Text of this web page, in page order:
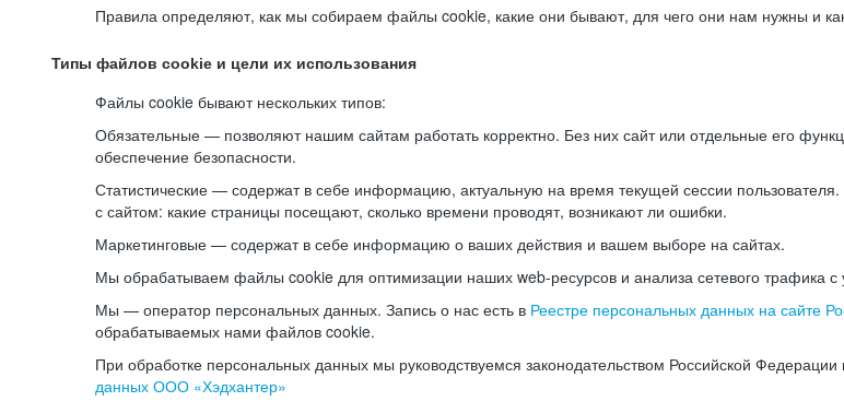
Правила определяют, как мы собираем файлы cookie, какие они бывают, для чего они нам нужны и как
Типы файлов cookie и цели их использования
Файлы cookie бывают нескольких типов:
Обязательные — позволяют нашим сайтам работать корректно. Без них сайт или отдельные его
обеспечение безопасности.
Статистические — содержат в себе информацию, актуальную на время текущей сессии
с сайтом: какие страницы посещают, сколько времени проводят, возникают ли ошибки.
Маркетинговые — содержат в себе информацию о ваших действия и вашем выборе на сайтах.
Мы обрабатываем файлы cookie для оптимизации наших web-ресурсов и анализа сетевого трафика
Мы — оператор персональных данных. Запись о нас есть в Реестре персональных данных на сайте
обрабатываемых нами файлов cookie.
При обработке персональных данных мы руководствуемся законодательством Российской Федерации
данных ООО «Хэдхантер»